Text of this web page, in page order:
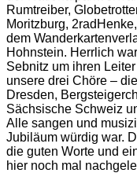
Rumtreiber,
Moritzburg,
dem
Hohnstein. Herrlich
Sebnitz um ihren
unsere drei Chöre –
Dresden,
Sächsische Schweiz
Alle sangen und
Jubiläum würdig war.
die guten Worte und
hier noch mal